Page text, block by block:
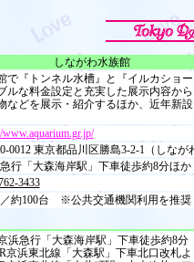
しながわ水族館
で『トンネル水槽』と『イルカショ
ルな料金設定と充実した展示内容か
などを展示・紹介するほか、近年新設
www.aquarium.gr.jp/
0012 東京都品川区勝島3-2-1（しなが
行「大森海岸駅」下車徒歩約8分ほか
3433
約100台 ※公共交通機関利用を推奨
急行「大森海岸駅」下車徒歩約8分
浜東北線「大森駅」下車北口改札よ